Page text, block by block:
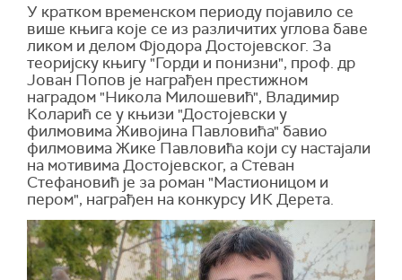
У кратком временском периоду појавило се
више књига које се из различитих углова баве
ликом и делом Фјодора Достојевског. За
теоријску књигу "Горди и понизни", проф. др
Јован Попов је награђен престижном
наградом "Никола Милошевић", Владимир
Коларић се у књизи "Достојевски у
филмовима Живојина Павловића" бавио
филмовима Жике Павловића који су настајали
на мотивима Достојевског, а Стеван
Стефановић је за роман "Мастионицом и
пером", награђен на конкурсу ИК Дерета.